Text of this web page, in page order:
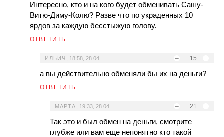
Интересно, кто и на кого будет обменивать Сашу-
Витю-Диму-Колю? Разве что по украденных 10
ярдов за каждую бесстыжую голову.
ОТВЕТИТЬ
– +15 +
ИЛЬИЧ 18:58, 28.04
а вы действительно обменяли бы их на деньги?
ОТВЕТИТЬ
– +21 +
МАРТА 19:33, 28.04
Так это и был обмен на деньги, смотрите
глубже или вам еще непонятно кто такой